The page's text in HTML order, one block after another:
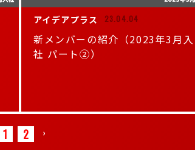
アイデアプラス 23.04.04
新メンバーの紹介（2023年3月入
社 パート②）
1 2 ›